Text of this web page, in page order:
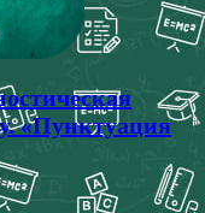
«Пунктуация